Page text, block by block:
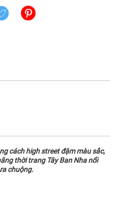
cách high street đậm màu sắc,
thời trang Tây Ban Nha nổi
chuộng.